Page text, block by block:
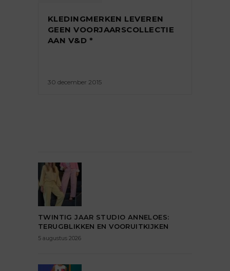
KLEDINGMERKEN LEVEREN
GEEN VOORJAARSCOLLECTIE
AAN V&D *
30 december 2015
TWINTIG JAAR STUDIO ANNELOES:
TERUGBLIKKEN EN VOORUITKIJKEN
5 augustus 2026